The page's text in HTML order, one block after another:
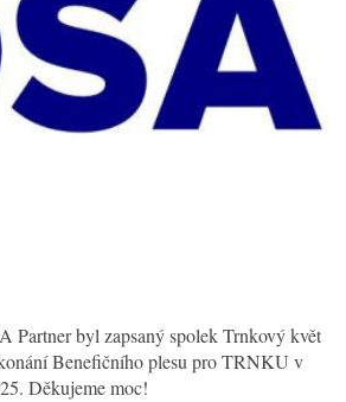
Partner byl zapsaný spolek Trnkový květ
Benefičního plesu pro TRNKU v
Děkujeme moc!